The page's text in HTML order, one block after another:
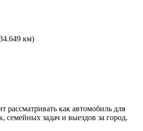
км)
рассматривать как автомобиль для
семейных задач и выездов за город.